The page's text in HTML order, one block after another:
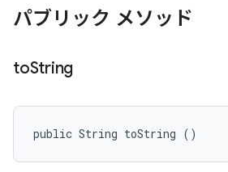
パブリック メソッド
toString
public String toString ()